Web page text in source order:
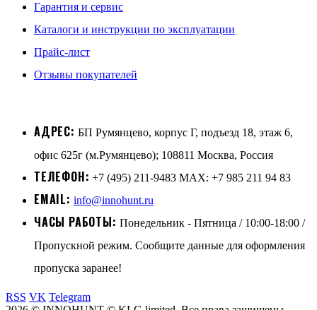
Гарантия и сервис
Каталоги и инструкции по эксплуатации
Прайс-лист
Отзывы покупателей
АДРЕС: БП Румянцево, корпус Г, подъезд 18, этаж 6,
офис 625г (м.Румянцево); 108811 Москва, Россия
ТЕЛЕФОН: +7 (495) 211-9483 MAX: +7 985 211 94 83
EMAIL: info@innohunt.ru
ЧАСЫ РАБОТЫ: Понедельник - Пятница / 10:00-18:00 /
Пропускной режим. Сообщите данные для оформления
пропуска заранее!
RSS VK Telegram